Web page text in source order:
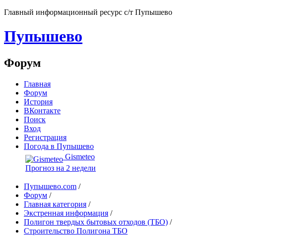
Главный информационный ресурс с/т Пупышево
Пупышево
Форум
Главная
Форум
История
ВКонтакте
Поиск
Вход
Регистрация
Погода в Пупышево
Gismeteo
Прогноз на 2 недели
Пупышево.com /
Форум /
Главная категория /
Экстренная информация /
Полигон твердых бытовых отходов (ТБО) /
Строительство Полигона ТБО